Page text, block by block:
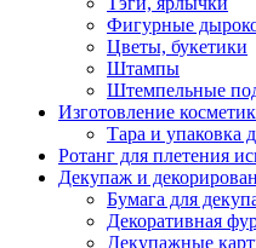
Фигурные
Цветы, букетики
Штампы
Штемпельные
Изготовление
Тара и упаковка
Ротанг для плетения
Декупаж и
Бумага для
Декоративная
Декупажные